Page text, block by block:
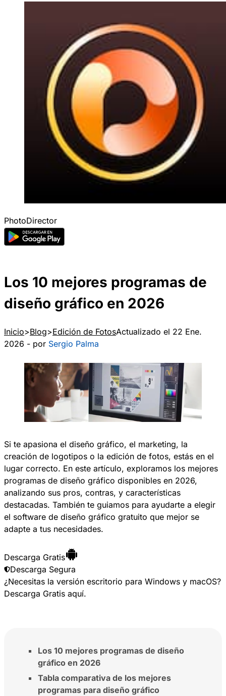
PhotoDirector
Los 10 mejores programas de
diseño gráfico en 2026
Inicio Blog Edición de FotosActualizado el 22 Ene.
2026 - por Sergio Palma
Si te apasiona el diseño gráfico, el marketing, la
creación de logotipos o la edición de fotos, estás en el
lugar correcto. En este artículo, exploramos los mejores
programas de diseño gráfico disponibles en 2026,
analizando sus pros, contras, y características
destacadas. También te guiamos para ayudarte a elegir
el software de diseño gráfico gratuito que mejor se
adapte a tus necesidades.
Descarga Gratis
Descarga Segura
¿Necesitas la versión escritorio para Windows y macOS?
Descarga Gratis aquí.
Los 10 mejores programas de diseño
gráfico en 2026
Tabla comparativa de los mejores
programas para diseño gráfico